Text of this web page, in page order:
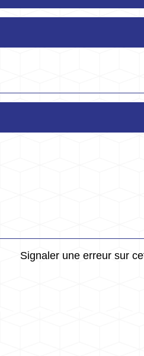
Signaler une erreur sur